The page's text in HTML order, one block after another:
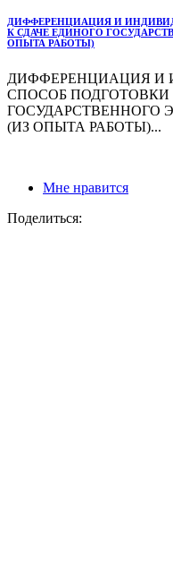
ДИФФЕРЕНЦИАЦИЯ И
К СДАЧЕ ЕДИНОГО
ОПЫТА РАБОТЫ)
ДИФФЕРЕНЦИАЦИЯ И
СПОСОБ ПОДГОТОВКИ
ГОСУДАРСТВЕННОГО
(ИЗ ОПЫТА РАБОТЫ)...
Мне нравится
Поделиться: